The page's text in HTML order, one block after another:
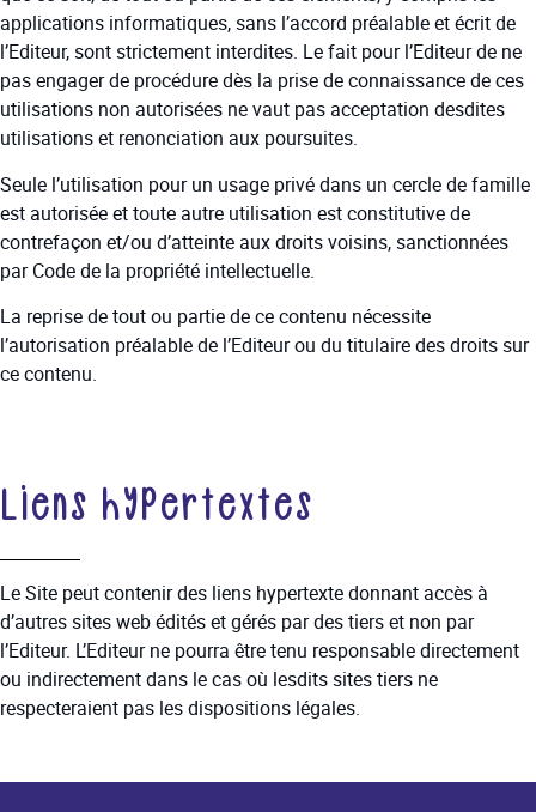
applications informatiques, sans l’accord préalable et écrit de
l’Editeur, sont strictement interdites. Le fait pour l’Editeur de ne
pas engager de procédure dès la prise de connaissance de ces
utilisations non autorisées ne vaut pas acceptation desdites
utilisations et renonciation aux poursuites.
Seule l’utilisation pour un usage privé dans un cercle de famille
est autorisée et toute autre utilisation est constitutive de
contrefaçon et/ou d’atteinte aux droits voisins, sanctionnées
par Code de la propriété intellectuelle.
La reprise de tout ou partie de ce contenu nécessite
l’autorisation préalable de l’Editeur ou du titulaire des droits sur
ce contenu.
Liens hypertextes
Le Site peut contenir des liens hypertexte donnant accès à
d’autres sites web édités et gérés par des tiers et non par
l’Editeur. L’Editeur ne pourra être tenu responsable directement
ou indirectement dans le cas où lesdits sites tiers ne
respecteraient pas les dispositions légales.